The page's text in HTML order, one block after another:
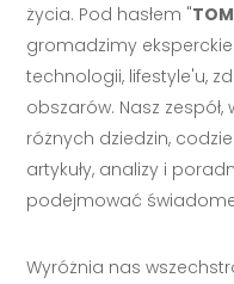
życia. Pod hasłem "
gromadzimy
technologii, lifestyle'u,
obszarów. Nasz
różnych dziedzin,
artykuły, analizy i
podejmować
Wyróżnia nas